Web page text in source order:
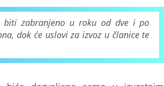
biti zabranjeno u roku od dve i po
dok će uslovi za izvoz u članice te